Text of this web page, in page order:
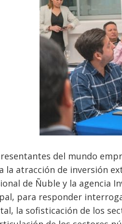
del mundo
la atracción de inversión
de Ñuble y la agencia
para responder
la sofisticación de los